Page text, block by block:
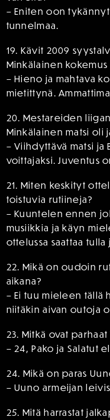
– Eniten oon
tunnelmaa.
19. Kävit 2009
Minkälainen
– Hieno ja mahtava
mietittynä.
20. Mestareiden
Minkälainen matsi oli
– Viihdyttävä matsi
voittajaksi. Juventus
21. Miten keskityt
toistuvia rutiineja?
– Kuuntelen ennen
musiikkia ja käyn
ottelussa saattaa
22. Mikä on oudoin
aikana?
– Ei tuu mieleen tällä
niitäkin aivan outoja
23. Mitkä ovat parhaat
– 24, Pako ja Salatut
24. Mikä on paras
– Uuno armeijan
25. Mitä harrastat